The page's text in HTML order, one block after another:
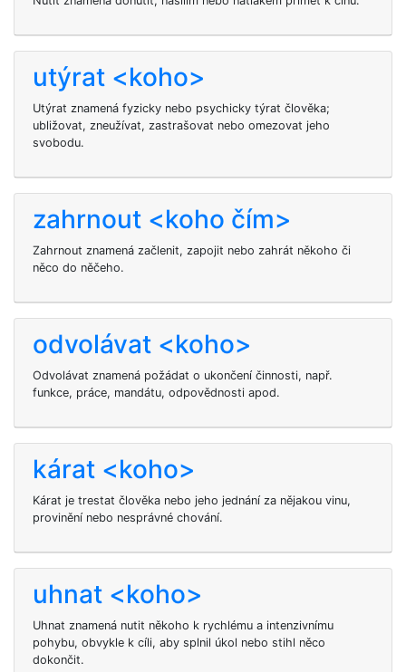
utýrat <koho>
Utýrat znamená fyzicky nebo psychicky týrat člověka;
ubližovat, zneužívat, zastrašovat nebo omezovat jeho
svobodu.
zahrnout <koho čím>
Zahrnout znamená začlenit, zapojit nebo zahrát někoho či
něco do něčeho.
odvolávat <koho>
Odvolávat znamená požádat o ukončení činnosti, např.
funkce, práce, mandátu, odpovědnosti apod.
kárat <koho>
Kárat je trestat člověka nebo jeho jednání za nějakou vinu,
provinění nebo nesprávné chování.
uhnat <koho>
Uhnat znamená nutit někoho k rychlému a intenzivnímu
pohybu, obvykle k cíli, aby splnil úkol nebo stihl něco
dokončit.